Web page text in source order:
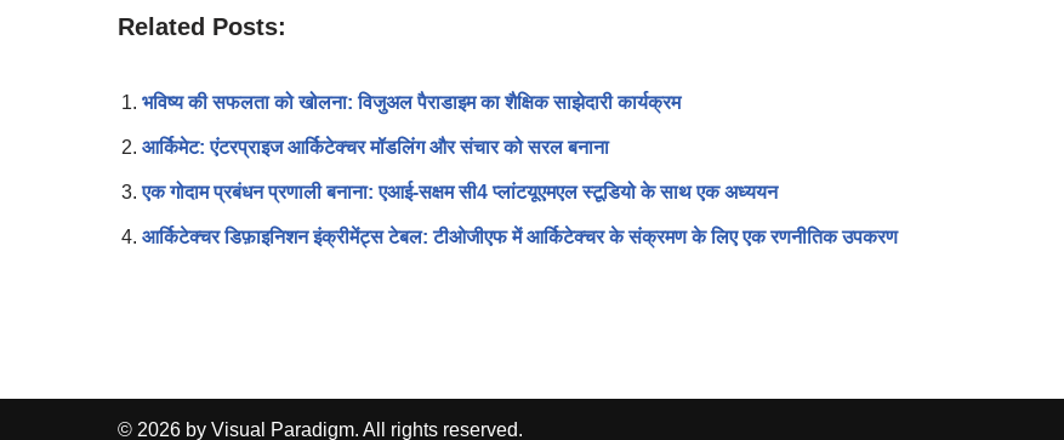
Related Posts:
भविष्य की सफलता को खोलना: विजुअल पैराडाइम का शैक्षिक साझेदारी कार्यक्रम
आर्किमेट: एंटरप्राइज आर्किटेक्चर मॉडलिंग और संचार को सरल बनाना
एक गोदाम प्रबंधन प्रणाली बनाना: एआई-सक्षम सी4 प्लांटयूएमएल स्टूडियो के साथ एक अध्ययन
आर्किटेक्चर डिफ़ाइनिशन इंक्रीमेंट्स टेबल: टीओजीएफ में आर्किटेक्चर के संक्रमण के लिए एक रणनीतिक उपकरण
© 2026 by Visual Paradigm. All rights reserved.